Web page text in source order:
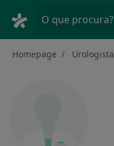
O que procura?
Homepage Urologista